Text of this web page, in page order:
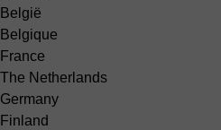
België
Belgique
France
The Netherlands
Germany
Finland